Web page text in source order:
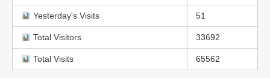
Yesterday's Visits 51
Total Visitors 33692
Total Visits 65562